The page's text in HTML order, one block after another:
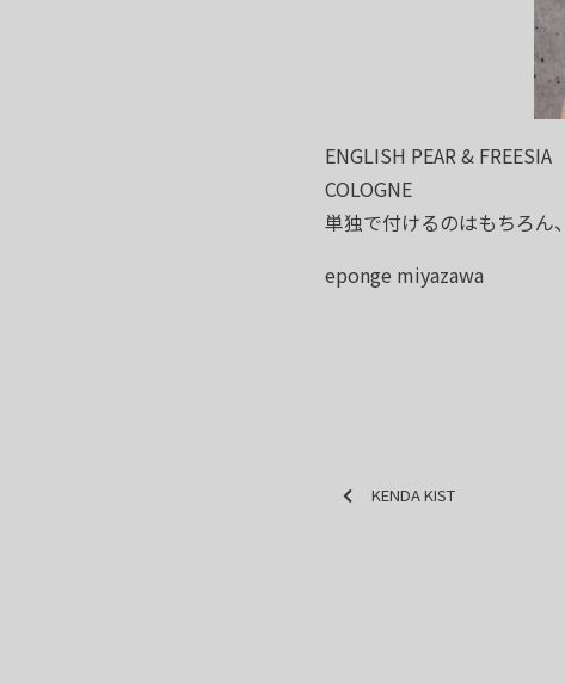
ENGLISH PEAR & FREESIA
COLOGNE
単独で付けるのはもちろん
eponge miyazawa
KENDA KIST